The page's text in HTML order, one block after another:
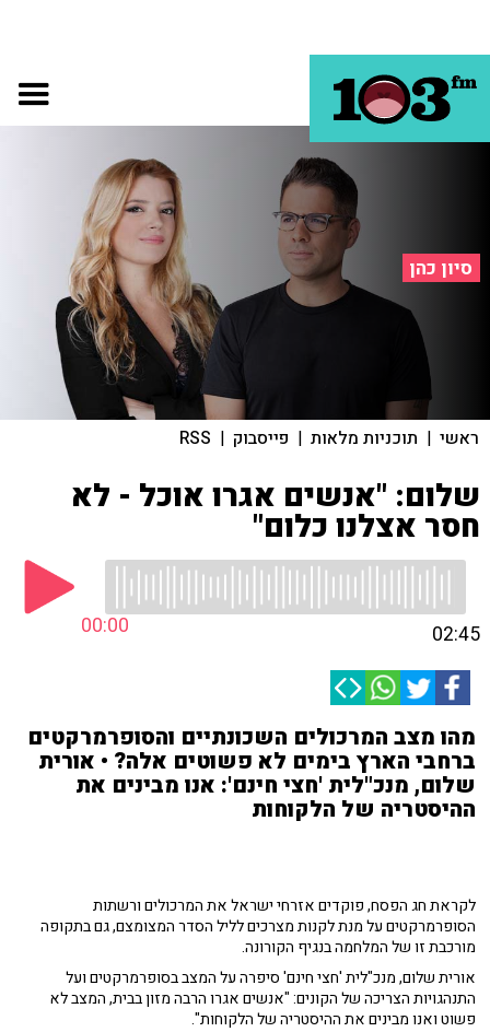
סיון כהן
ראשי | תוכניות מלאות | פייסבוק |
RSS
שלום: "אנשים אגרו אוכל - לא
חסר אצלנו כלום"
00:00 02:45
מהו מצב המרכולים השכונתיים והסופרמרקטים
ברחבי הארץ בימים לא פשוטים אלה? • אורית
שלום, מנכ"לית 'חצי חינם': אנו מבינים את
ההיסטריה של הלקוחות
לקראת חג הפסח, פוקדים אזרחי ישראל את המרכולים ורשתות
הסופרמרקטים על מנת לקנות מצרכים לליל הסדר המצומצם, גם בתקופה
מורכבת זו של המלחמה בנגיף הקורונה.
אורית שלום, מנכ"לית 'חצי חינם' סיפרה על המצב בסופרמרקטים ועל
התנהגויות הצריכה של הקונים: "אנשים אגרו הרבה מזון בבית, המצב לא
פשוט ואנו מבינים את ההיסטריה של הלקוחות".